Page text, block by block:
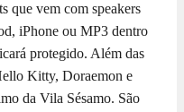
que vem com speakers
iPhone ou MP3 dentro
protegido. Além das
Kitty, Doraemon e
da Vila Sésamo. São